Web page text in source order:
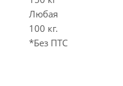
Любая
100 кг.
*Без ПТС